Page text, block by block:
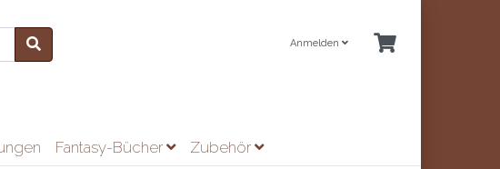
Anmelden
Fantasy-Bücher Zubehör